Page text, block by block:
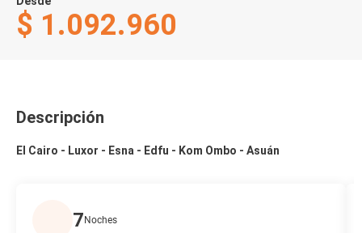
$ 1.092.960
Descripción
El Cairo - Luxor - Esna - Edfu - Kom Ombo - Asuán
7 Noches